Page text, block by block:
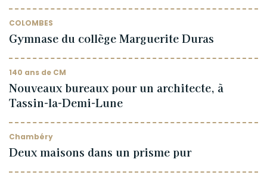
COLOMBES
Gymnase du collège Marguerite Duras
140 ans de CM
Nouveaux bureaux pour un architecte, à
Tassin-la-Demi-Lune
Chambéry
Deux maisons dans un prisme pur